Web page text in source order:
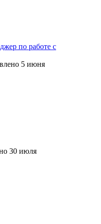
по работе с
5 июня
30 июля